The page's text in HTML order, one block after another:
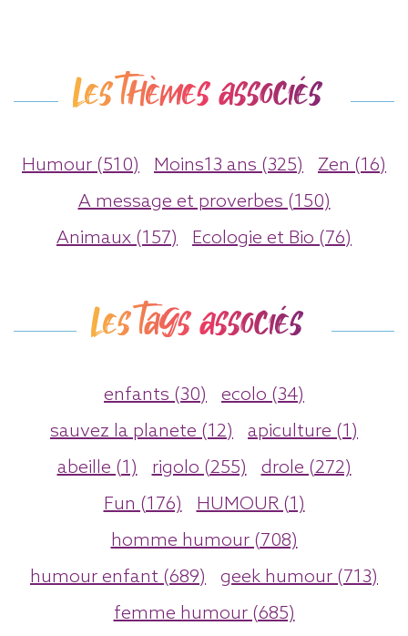
Les thèmes associés
Humour (510) Moins13 ans (325)
Zen (16)
A message et proverbes (150)
Animaux (157)
Ecologie et Bio (76)
Les tags associés
enfants (30)
ecolo (34)
sauvez la planete (12)
apiculture (1)
abeille (1)
rigolo (255)
drole (272)
Fun (176)
HUMOUR (1)
homme humour (708)
humour enfant (689)
geek humour (713)
femme humour (685)